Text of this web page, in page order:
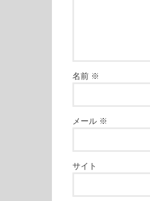
名前 ※
メール ※
サイト